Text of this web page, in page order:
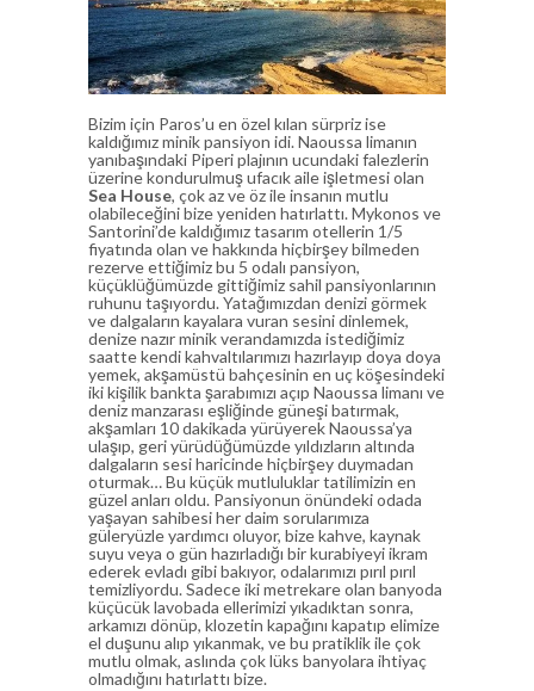
Bizim için Paros’u en özel kılan sürpriz ise
kaldığımız minik pansiyon idi. Naoussa limanın
yanıbaşındaki Piperi plajının ucundaki falezlerin
üzerine kondurulmuş ufacık aile işletmesi olan
Sea House, çok az ve öz ile insanın mutlu
olabileceğini bize yeniden hatırlattı. Mykonos ve
Santorini’de kaldığımız tasarım otellerin 1/5
fiyatında olan ve hakkında hiçbirşey bilmeden
rezerve ettiğimiz bu 5 odalı pansiyon,
küçüklüğümüzde gittiğimiz sahil pansiyonlarının
ruhunu taşıyordu. Yatağımızdan denizi görmek
ve dalgaların kayalara vuran sesini dinlemek,
denize nazır minik verandamızda istediğimiz
saatte kendi kahvaltılarımızı hazırlayıp doya doya
yemek, akşamüstü bahçesinin en uç köşesindeki
iki kişilik bankta şarabımızı açıp Naoussa limanı ve
deniz manzarası eşliğinde güneşi batırmak,
akşamları 10 dakikada yürüyerek Naoussa’ya
ulaşıp, geri yürüdüğümüzde yıldızların altında
dalgaların sesi haricinde hiçbirşey duymadan
oturmak… Bu küçük mutluluklar tatilimizin en
güzel anları oldu. Pansiyonun önündeki odada
yaşayan sahibesi her daim sorularımıza
güleryüzle yardımcı oluyor, bize kahve, kaynak
suyu veya o gün hazırladığı bir kurabiyeyi ikram
ederek evladı gibi bakıyor, odalarımızı pırıl pırıl
temizliyordu. Sadece iki metrekare olan banyoda
küçücük lavobada ellerimizi yıkadıktan sonra,
arkamızı dönüp, klozetin kapağını kapatıp elimize
el duşunu alıp yıkanmak, ve bu pratiklik ile çok
mutlu olmak, aslında çok lüks banyolara ihtiyaç
olmadığını hatırlattı bize.